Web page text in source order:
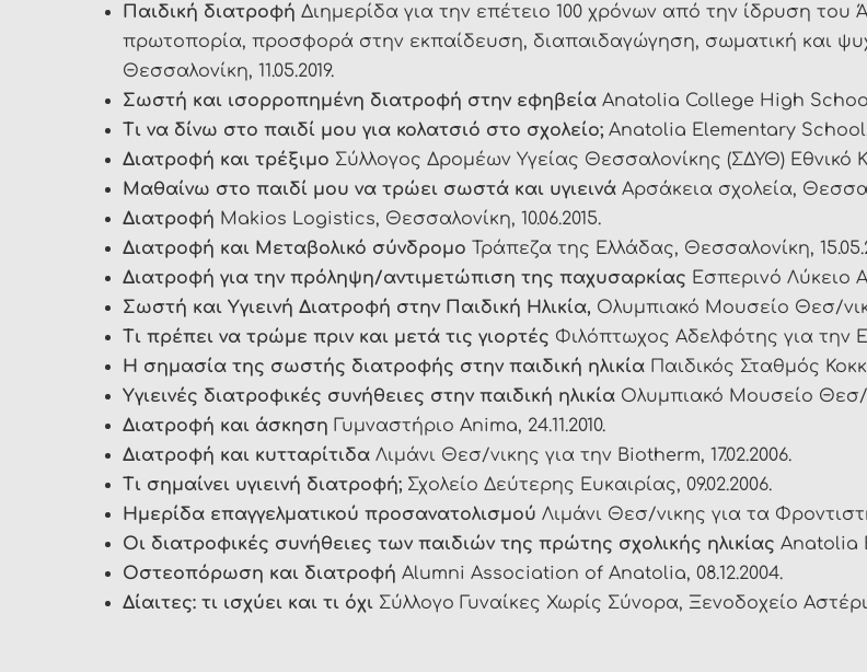
Παιδική διατροφή Διημερίδα για την επέτειο 100 χρόνων από την ίδρυση
πρωτοπορία, προσφορά στην εκπαίδευση, διαπαιδαγώγηση, σωματική και
Θεσσαλονίκη, 11.05.2019.
Σωστή και ισορροπημένη διατροφή στην εφηβεία Anatolia College High School,
Τι να δίνω στο παιδί μου για κολατσιό στο σχολείο; Anatolia Elementary School,
Διατροφή και τρέξιμο Σύλλογος Δρομέων Υγείας Θεσσαλονίκης (ΣΔΥΘ) Εθνικό
Μαθαίνω στο παιδί μου να τρώει σωστά και υγιεινά Αρσάκεια σχολεία,
Διατροφή Makios Logistics, Θεσσαλονίκη, 10.06.2015.
Διατροφή και Μεταβολικό σύνδρομο
Τράπεζα της Ελλάδας, Θεσσαλονίκη,
Διατροφή για την πρόληψη/αντιμετώπιση της παχυσαρκίας Εσπερινό Λύκειο
Σωστή και Υγιεινή Διατροφή στην Παιδική Ηλικία, Ολυμπιακό Μουσείο Θεσ/
Τι πρέπει να τρώμε πριν και μετά τις γιορτές Φιλόπτωχος Αδελφότης για την
Η σημασία της σωστής διατροφής στην παιδική ηλικία
Παιδικός Σταθμός
Υγιεινές διατροφικές συνήθειες στην παιδική ηλικία Ολυμπιακό Μουσείο Θεσ/
Διατροφή και άσκηση
Γυμναστήριο Anima, 24.11.2010.
Διατροφή και κυτταρίτιδα Λιμάνι Θεσ/νικης για την Biotherm, 17.02.2006.
Τι σημαίνει υγιεινή διατροφή; Σχολείο Δεύτερης Ευκαιρίας, 09.02.2006.
Ημερίδα επαγγελματικού προσανατολισμού Λιμάνι Θεσ/νικης για τα
Οι διατροφικές συνήθειες των παιδιών της πρώτης σχολικής ηλικίας Anatolia
Οστεοπόρωση και διατροφή Alumni Association of Anatolia, 08.12.2004.
Δίαιτες: τι ισχύει και τι όχι Σύλλογο Γυναίκες Χωρίς Σύνορα, Ξενοδοχείο